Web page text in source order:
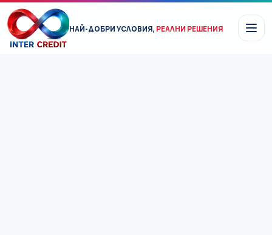
Прескочи към съдържанието
НАЙ-ДОБРИ УСЛОВИЯ, РЕАЛНИ РЕШЕНИЯ!